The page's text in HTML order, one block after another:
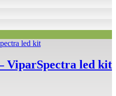
ViparSpectra led kit